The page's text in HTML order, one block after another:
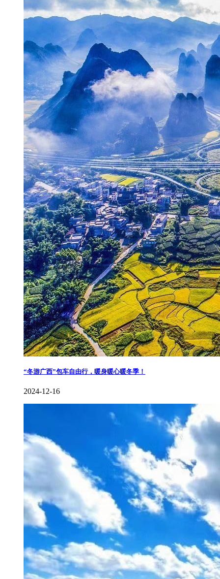
​“冬游广西”包车自由行，暖身暖心暖冬季！
2024-12-16